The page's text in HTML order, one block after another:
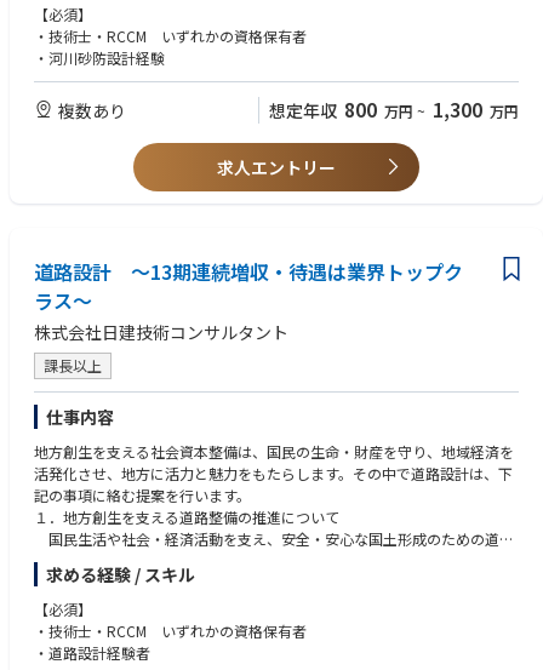
ト対策を併用し、減災を推進して頂きます。
※中途採用募集要項という冊子を準備しておりますので、選考時にお渡し
【必須】
・技術士・RCCM いずれかの資格保有者
・河川砂防設計経験
複数あり 想定年収 800 万円 ~ 1,300 万円
求人エントリー
道路設計 ～13期連続増収・待遇は業界トップク
ラス～
株式会社日建技術コンサルタント
課長以上
仕事内容
地方創生を支える社会資本整備は、国民の生命・財産を守り、地域経済を
活発化させ、地方に活力と魅力をもたらします。その中で道路設計は、下
記の事項に絡む提案を行います。
１．地方創生を支える道路整備の推進について
国民生活や社会・経済活動を支え、安全・安心な国土形成のための道路
ネットワークの整備。ミッシングリンクの解消、代替機能を発揮する道路
整備の提案。通学路の安全を確保する対策や自転車通行帯の整備など交通
事故対策の提案。
２．防災・減災、国土強靭化の強力かつ継続的・安定的推進について
（１）災害に強い道路ネットワーク構築の加速化・深化を図るため、円
求める経験 / スキル
【必須】
・技術士・RCCM いずれかの資格保有者
・道路設計経験者